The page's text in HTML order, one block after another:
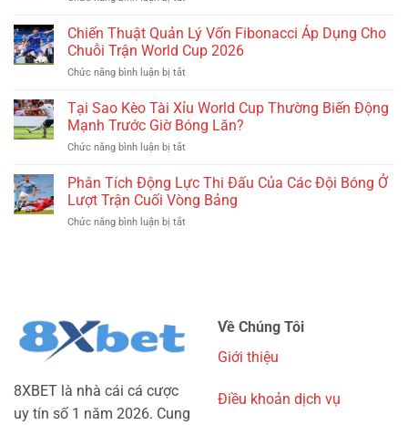
World
Chờ
World
Free
Chơi
Thử
Kèo
Cup
2026
Tắc
Bảo
Toàn
Vốn:
Tất
Tay
(All-
In)
Giải
Đấu
Cup
Chiến Thuật Quản Lý Vốn Fibonacci Áp Dụng Cho
Chuỗi Trận World Cup 2026
Chức năng bình luận bị tắt
Thuật
Quản
Lý
Vốn
Áp
Dụng
Cho
Chuỗi
Tại Sao Kèo Tài Xỉu World Cup Thường Biến Động
Mạnh Trước Giờ Bóng Lăn?
Chức năng bình luận bị tắt
Sao
Kèo
Tài
Xỉu
Phân Tích Động Lực Thi Đấu Của Các Đội Bóng Ở
Lượt Trận Cuối Vòng Bảng
Chức năng bình luận bị tắt
Trận
8XBET là nhà cái cá cược
uy tín số 1 năm 2026. Cung
Về Chúng Tôi
Giới thiệu
Điều khoản dịch vụ